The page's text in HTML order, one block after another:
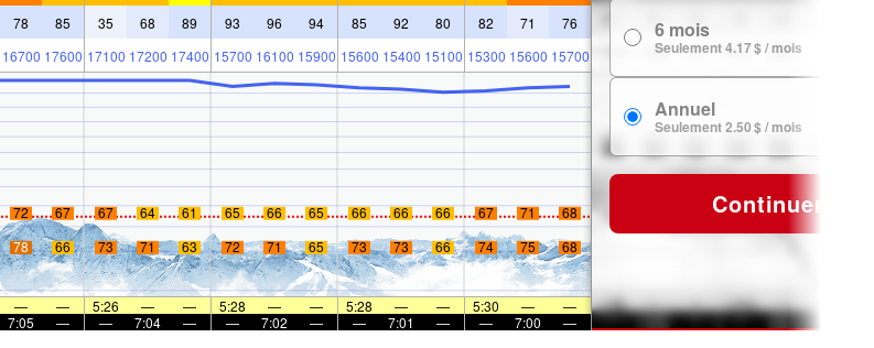
78 85 35 68 89 93 96 94 85 92 80 82 71 76
16700 17600 17100 17200 17400 15700 16100 15900 15600 15400 15100 15300 15600 15700
72 67 67 64 61 65 66 65 66 66 66 67 71
68
78 66 73 71 63 72 71 65 73 73 66 74 75 68
— — 5:26 — — 5:28 — — 5:28 — — 5:30 —
—
7:05 — — 7:04 — — 7:02 — — 7:01 — — 7:00 —
6 mois
Seulement 4.17 $ / mois
Annuel
Seulement 2.50 $ / mois
Continuer